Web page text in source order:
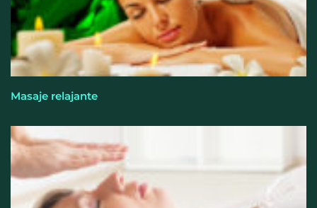
Perfumería Laura incorpora Nasomatto a su
selección de perfumería nicho
Masaje relajante